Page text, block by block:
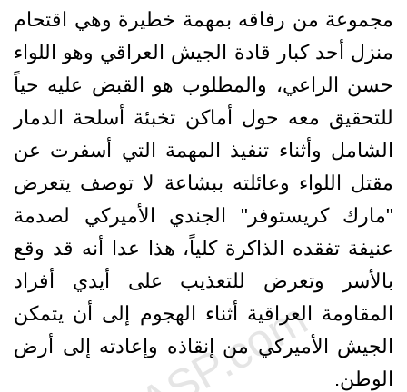
مجموعة من رفاقه بمهمة خطيرة وهي اقتحام
منزل أحد كبار قادة الجيش العراقي وهو اللواء
حسن الراعي، والمطلوب هو القبض عليه حياً
للتحقيق معه حول أماكن تخبئة أسلحة الدمار
الشامل وأثناء تنفيذ المهمة التي أسفرت عن
مقتل اللواء وعائلته ببشاعة لا توصف يتعرض
"مارك كريستوفر" الجندي الأميركي لصدمة
عنيفة تفقده الذاكرة كلياً، هذا عدا أنه قد وقع
بالأسر وتعرض للتعذيب على أيدي أفراد
المقاومة العراقية أثناء الهجوم إلى أن يتمكن
الجيش الأميركي من إنقاذه وإعادته إلى أرض
الوطن.